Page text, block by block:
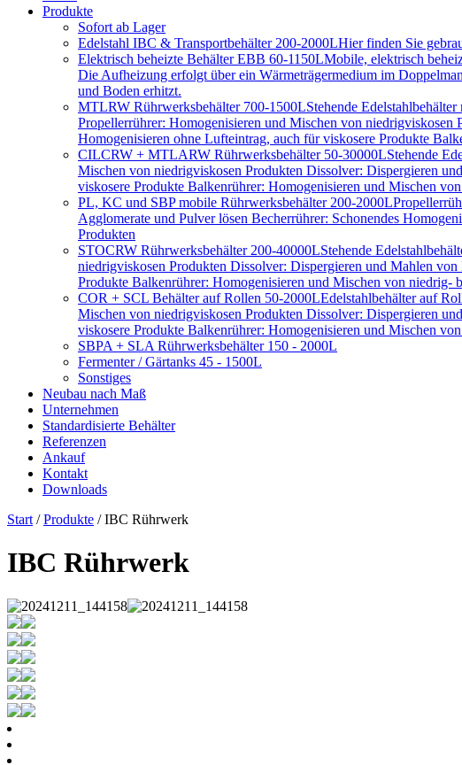
Produkte
Sofort ab Lager
Edelstahl IBC & Transportbehälter 200-2000LHier finden Sie
Elektrisch beheizte Behälter EBB 60-1150LMobile, elektrisch
Die Aufheizung erfolgt über ein Wärmeträgermedium im
und Boden erhitzt.
MTLRW Rührwerksbehälter 700-1500LStehende
Propellerrührer: Homogenisieren und Mischen von
Homogenisieren ohne Lufteintrag, auch für viskosere Produkte
CILCRW + MTLARW Rührwerksbehälter 50-30000LStehende
Mischen von niedrigviskosen Produkten Dissolver: Dispergieren
viskosere Produkte Balkenrührer: Homogenisieren und Mischen
PL, KC und SBP mobile Rührwerksbehälter 200-2000L
Agglomerate und Pulver lösen Becherrührer: Schonendes
Produkten
STOCRW Rührwerksbehälter 200-40000LStehende
niedrigviskosen Produkten Dissolver: Dispergieren und Mahlen
Produkte Balkenrührer: Homogenisieren und Mischen von niedrig-
COR + SCL Behälter auf Rollen 50-2000LEdelstahlbehälter auf
Mischen von niedrigviskosen Produkten Dissolver: Dispergieren
viskosere Produkte Balkenrührer: Homogenisieren und Mischen
SBPA + SLA Rührwerksbehälter 150 - 2000L
Fermenter / Gärtanks 45 - 1500L
Sonstiges
Neubau nach Maß
Unternehmen
Standardisierte Behälter
Referenzen
Ankauf
Kontakt
Downloads
Start /Produkte / IBC Rührwerk
IBC Rührwerk